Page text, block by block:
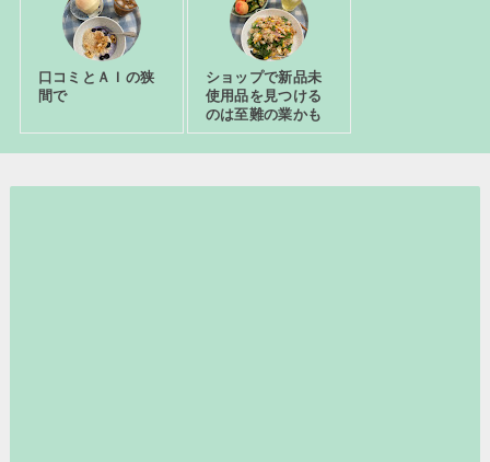
口コミとＡＩの狭
間で
ショップで新品未
使用品を見つける
のは至難の業かも